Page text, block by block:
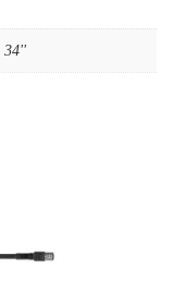
34''